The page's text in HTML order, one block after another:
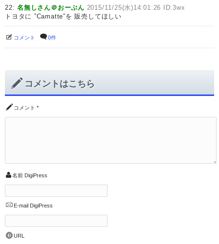
22:名無しさん＠おーぷん 2015/11/25(水)14:01:26 ID:3wx
トヨタに ”Camatte”を 販売してほしい
コメント 0件
コメントはこちら
コメント *
名前 DigiPress
E-mail DigiPress
URL